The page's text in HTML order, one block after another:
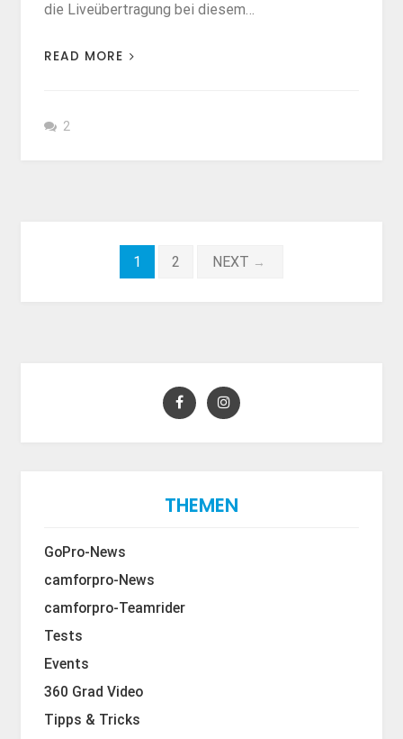
die Liveübertragung bei diesem…
READ MORE
2
Beitragsnavigation
1 2 NEXT →
THEMEN
GoPro-News
camforpro-News
camforpro-Teamrider
Tests
Events
360 Grad Video
Tipps & Tricks